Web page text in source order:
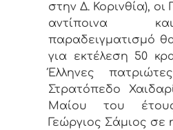
στην Δ. Κορινθία), οι
αντίποινα
παραδειγματισμό
για εκτέλεση 50
Έλληνες
Στρατόπεδο
Μαίου του
Γεώργιος Σάμιος σε